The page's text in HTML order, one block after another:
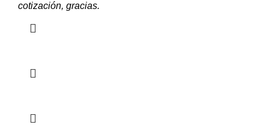
cotización, gracias.